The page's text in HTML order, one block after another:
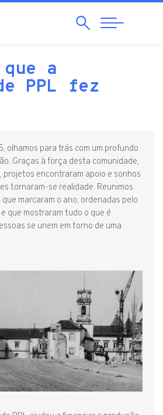
SearchAbrir
Navegação
que a
PPL fez
olhamos para trás com um profundo
Graças à força desta comunidade,
projetos encontraram apoio e sonhos
tornaram-se realidade. Reunimos
marcaram o ano, ordenadas pelo
que mostraram tudo o que é
se unem em torno de uma